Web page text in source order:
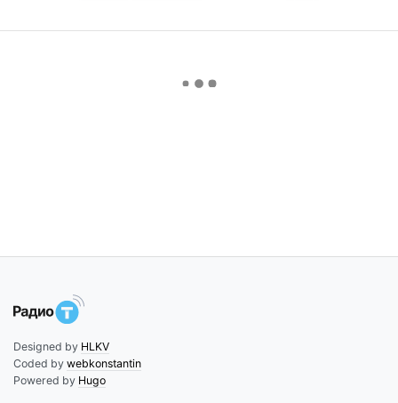
Designed by HLKV
Coded by webkonstantin
Powered by Hugo